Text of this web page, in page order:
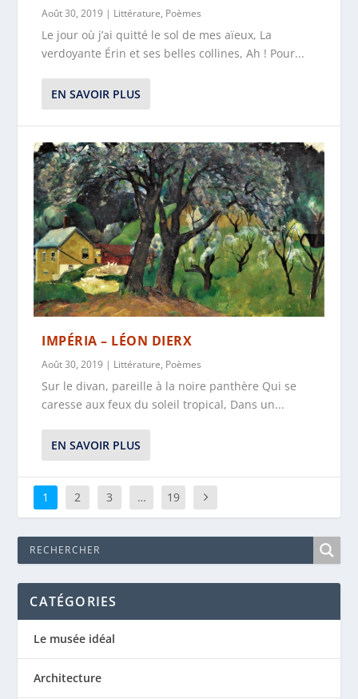
Août 30, 2019 | Littérature, Poèmes
Le jour où j’ai quitté le sol de mes aïeux, La
verdoyante Érin et ses belles collines, Ah ! Pour...
EN SAVOIR PLUS
IMPÉRIA – LÉON DIERX
Août 30, 2019 | Littérature, Poèmes
Sur le divan, pareille à la noire panthère Qui se
caresse aux feux du soleil tropical, Dans un...
EN SAVOIR PLUS
1 2 3 … 19
CATÉGORIES
Le musée idéal
Architecture